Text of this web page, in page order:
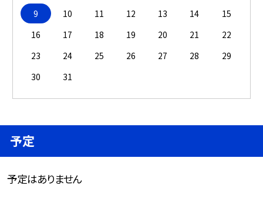
9
10 11 12 13 14
15
16
17 18 19 20 21
22
23
24 25 26 27 28
29
30
31
予定
予定はありません